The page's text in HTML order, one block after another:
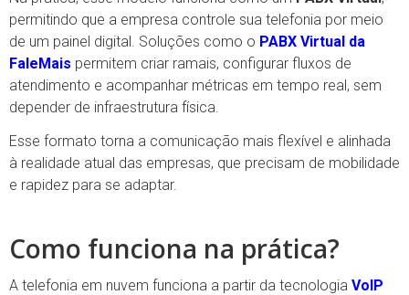
permitindo que a empresa controle sua telefonia por meio
de um painel digital. Soluções como o PABX Virtual da
FaleMais permitem criar ramais, configurar fluxos de
atendimento e acompanhar métricas em tempo real, sem
depender de infraestrutura física.
Esse formato torna a comunicação mais flexível e alinhada
à realidade atual das empresas, que precisam de mobilidade
e rapidez para se adaptar.
Como funciona na prática?
A telefonia em nuvem funciona a partir da tecnologia VoIP